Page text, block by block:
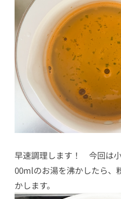
早速調理します！ 今回は
00mlのお湯を沸かしたら、
かします。